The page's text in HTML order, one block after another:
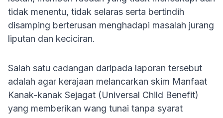
tidak menentu, tidak selaras serta bertindih
disamping berterusan menghadapi masalah jurang
liputan dan keciciran.
Salah satu cadangan daripada laporan tersebut
adalah agar kerajaan melancarkan skim Manfaat
Kanak-kanak Sejagat (Universal Child Benefit)
yang memberikan wang tunai tanpa syarat